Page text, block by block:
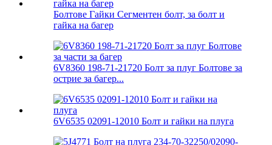
Болтове Гайки Сегментен болт, за болт и
гайка на багер
6V8360 198-71-21720 Болт за плуг Болтове за
острие за багер...
6V6535 02091-12010 Болт и гайки на плуга